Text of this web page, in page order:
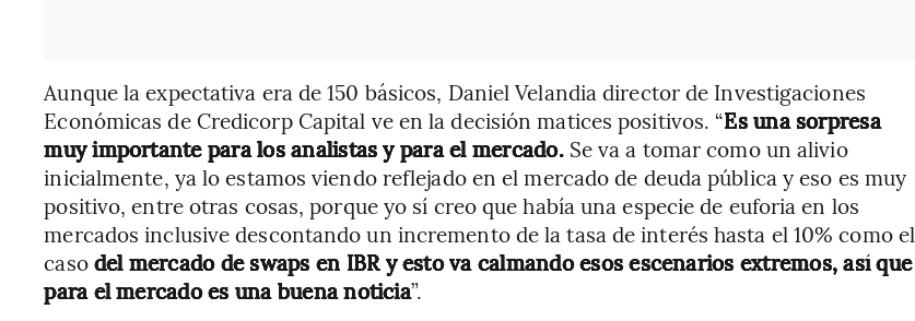
Aunque la expectativa era de 150 básicos, Daniel Velandia director de Investigaciones
Económicas de Credicorp Capital ve en la decisión matices positivos. “Es una sorpresa
muy importante para los analistas y para el mercado.Se va a tomar como un alivio
inicialmente, ya lo estamos viendo reflejado en el mercado de deuda pública y eso es muy
positivo, entre otras cosas, porque yo sí creo que había una especie de euforia en los
mercados inclusive descontando un incremento de la tasa de interés hasta el 10% como el
casodel mercado de swaps en IBR y esto va calmando esos escenarios extremos, así que
para el mercado es una buena noticia”.